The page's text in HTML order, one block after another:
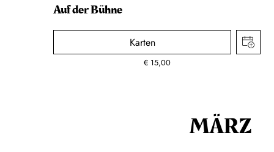
Auf der Bühne
Karten
€ 15,00
MÄRZ